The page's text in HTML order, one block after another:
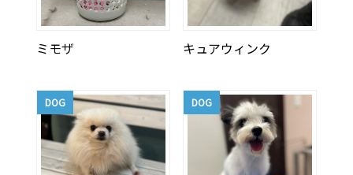
ミモザ キュアウィンク
DOG DOG